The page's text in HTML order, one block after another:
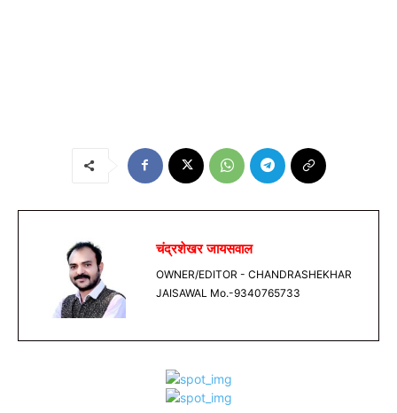
चंद्रशेखर जायसवाल
OWNER/EDITOR - CHANDRASHEKHAR
JAISAWAL Mo.-9340765733